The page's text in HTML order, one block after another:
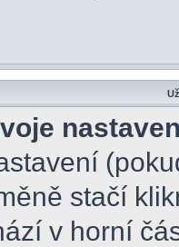
stačí
v horní